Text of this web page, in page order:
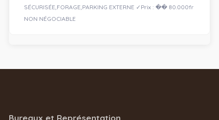
SÉCURISÉE,FORAGE,PARKING EXTERNE ✓Prix : �� 80.000fr
NON NÉGOCIABLE
Bureaux et Représentation